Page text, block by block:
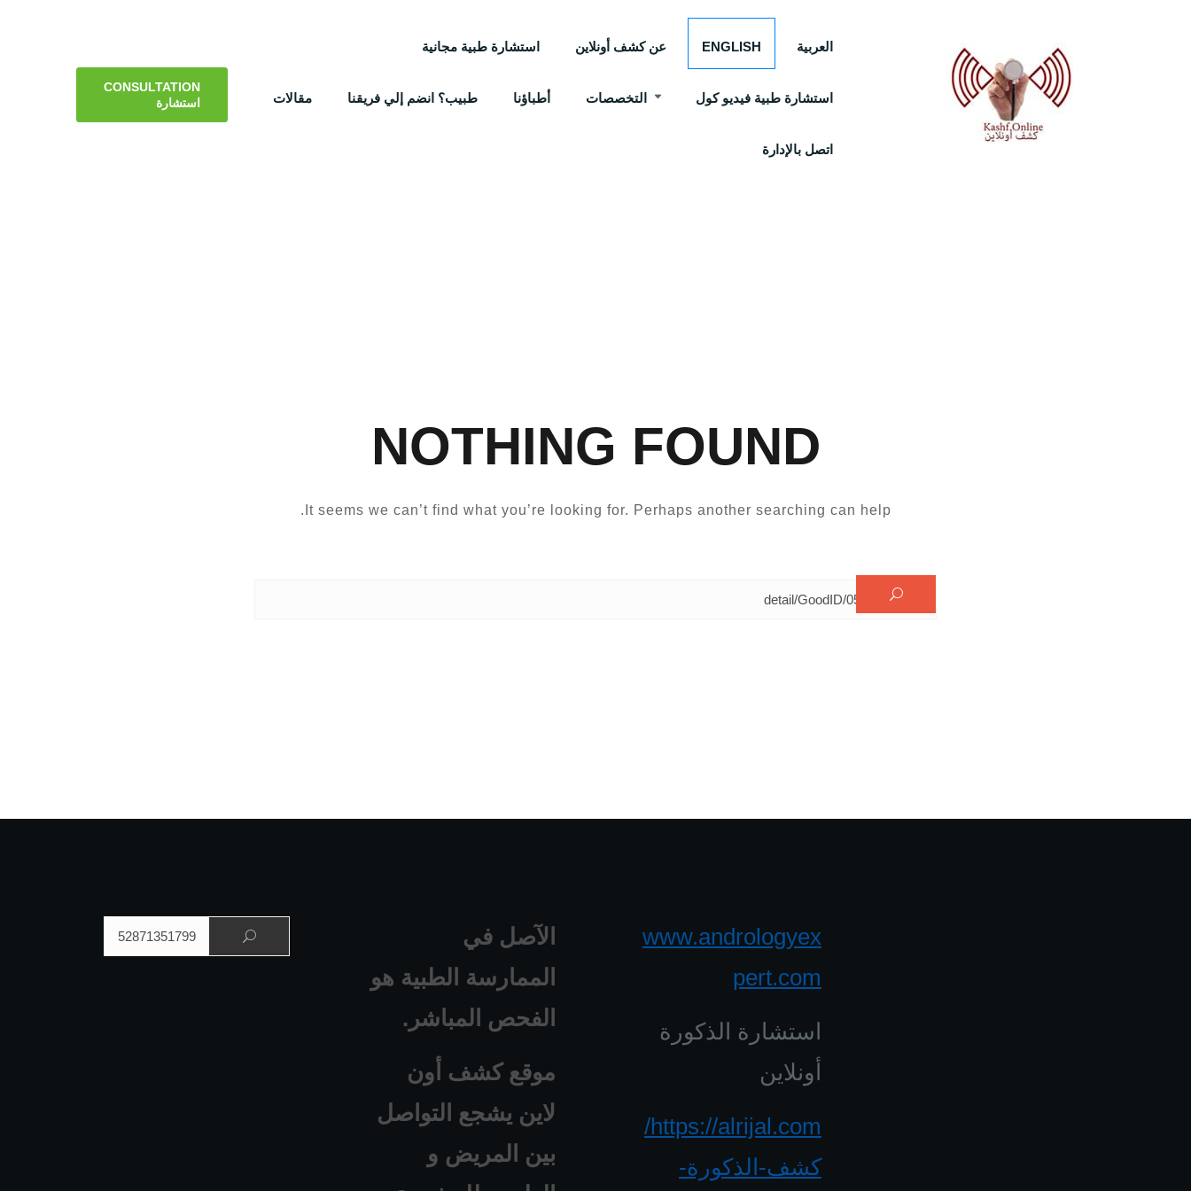
العربية ENGLISH عن كشف أونلاين استشارة طبية مجانية
استشارة طبية فيديو كول التخصصات أطباؤنا طبيب؟ انضم إلي فريقنا مقالات
اتصل بالإدارة
CONSULTATION
استشارة
NOTHING FOUND
It seems we can’t find what you’re looking for. Perhaps another searching can help.
الآصل في
الممارسة الطبية هو
الفحص المباشر.
موقع كشف أون
لاين يشجع التواصل
بين المريض و
www.andrologyex
pert.com
استشارة الذكورة
أونلاين
https://alrijal.com/
كشف-الذكورة-